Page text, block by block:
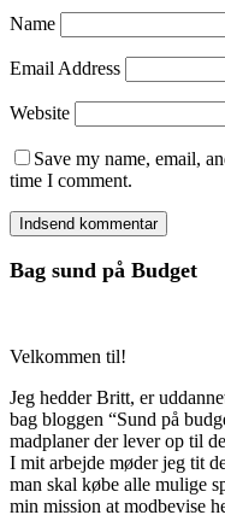
Name
Email Address
Website
Save my name, email,
time I comment.
Bag sund på Budget
Velkommen til!
Jeg hedder Britt, er
bag bloggen “Sund på
madplaner der lever op til
I mit arbejde møder jeg tit
man skal købe alle mulige
min mission at modbevise